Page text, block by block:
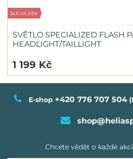
SLEVA 29%
SVĚTLO SPECIALIZED FLASH
HEADLIGHT/TAILLIGHT
1 199 Kč
E-shop +420 776 707 504
Chcete vědět o každé